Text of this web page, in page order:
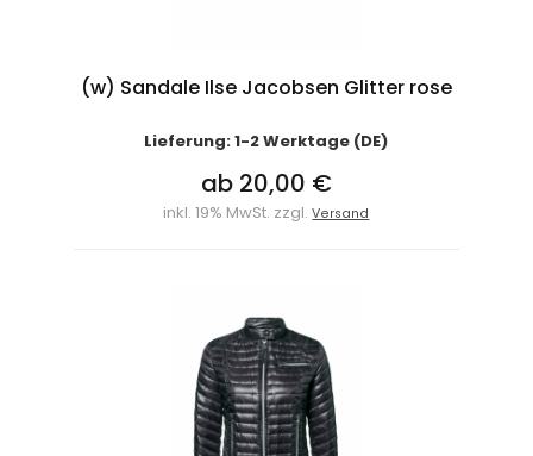
(w) Sandale Ilse Jacobsen Glitter rose
Lieferung: 1-2 Werktage (DE)
ab 20,00 €
inkl. 19% MwSt. zzgl.Versand